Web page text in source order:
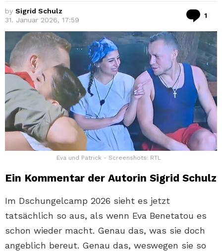
by Sigrid Schulz
31. Januar 2026, 17:59
1
Eva und Patrick - Screenshots: RTL
Ein Kommentar der Autorin Sigrid Schulz
Im Dschungelcamp 2026 sieht es jetzt
tatsächlich so aus, als wenn Eva Benetatou es
schon wieder macht. Genau das, was sie doch
angeblich bereut. Genau das, weswegen sie so